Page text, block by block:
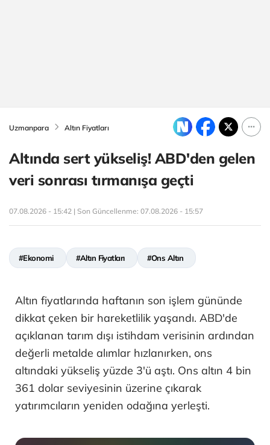
Uzmanpara Altın Fiyatları
Altında sert yükseliş! ABD'den gelen
veri sonrası tırmanışa geçti
07.08.2026 - 15:42 | Son Güncellenme: 07.08.2026 - 15:57
#Ekonomi #Altın Fiyatları #Ons Altın
Altın fiyatlarında haftanın son işlem gününde
dikkat çeken bir hareketlilik yaşandı. ABD'de
açıklanan tarım dışı istihdam verisinin ardından
değerli metalde alımlar hızlanırken, ons
altındaki yükseliş yüzde 3'ü aştı. Ons altın 4 bin
361 dolar seviyesinin üzerine çıkarak
yatırımcıların yeniden odağına yerleşti.